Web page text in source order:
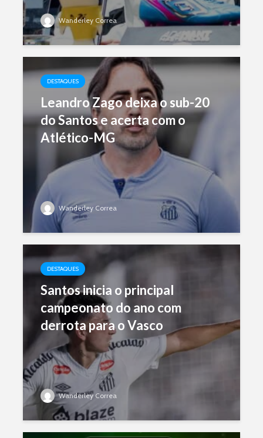
Wanderley Correa
DESTAQUES
Leandro Zago deixa o sub-20
do Santos e acerta com o
Atlético-MG
Wanderley Correa
DESTAQUES
Santos inicia o principal
campeonato do ano com
derrota para o Vasco
Wanderley Correa